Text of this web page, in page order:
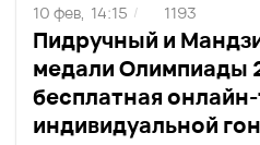
Пидручный и
медали Олимпиады
бесплатная
индивидуальной
10 фев, 14:15 / 1193